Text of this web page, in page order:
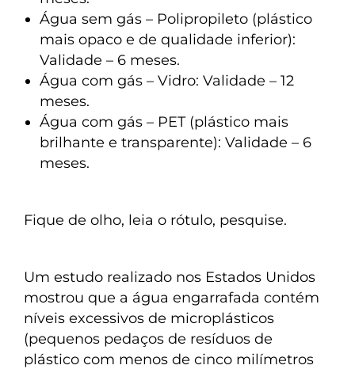
Água sem gás – Polipropileto (plástico
mais opaco e de qualidade inferior):
Validade – 6 meses.
Água com gás – Vidro: Validade – 12
meses.
Água com gás – PET (plástico mais
brilhante e transparente): Validade – 6
meses.
Fique de olho, leia o rótulo, pesquise.
Um estudo realizado nos Estados Unidos
mostrou que a água engarrafada contém
níveis excessivos de microplásticos
(pequenos pedaços de resíduos de
plástico com menos de cinco milímetros